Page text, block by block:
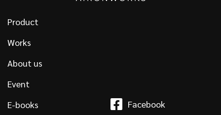
Product
Works
About us
Event
E-books
Facebook